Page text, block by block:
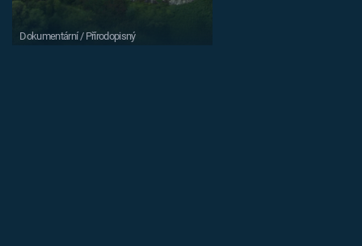
Dokumentární / Přírodopisný